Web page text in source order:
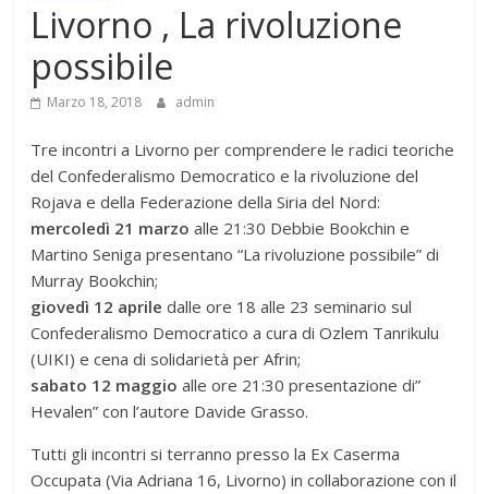
Livorno , La rivoluzione
possibile
Marzo 18, 2018 admin
Tre incontri a Livorno per comprendere le radici teoriche
del Confederalismo Democratico e la rivoluzione del
Rojava e della Federazione della Siria del Nord:
mercoledì 21 marzoalle 21:30 Debbie Bookchin e
Martino Seniga presentano “La rivoluzione possibile” di
Murray Bookchin;
giovedì 12 aprile dalle ore 18 alle 23 seminario sul
Confederalismo Democratico a cura di Ozlem Tanrikulu
(UIKI) e cena di solidarietà per Afrin;
sabato 12 maggio alle ore 21:30 presentazione di”
Hevalen” con l’autore Davide Grasso.
Tutti gli incontri si terranno presso la Ex Caserma
Occupata (Via Adriana 16, Livorno) in collaborazione con il